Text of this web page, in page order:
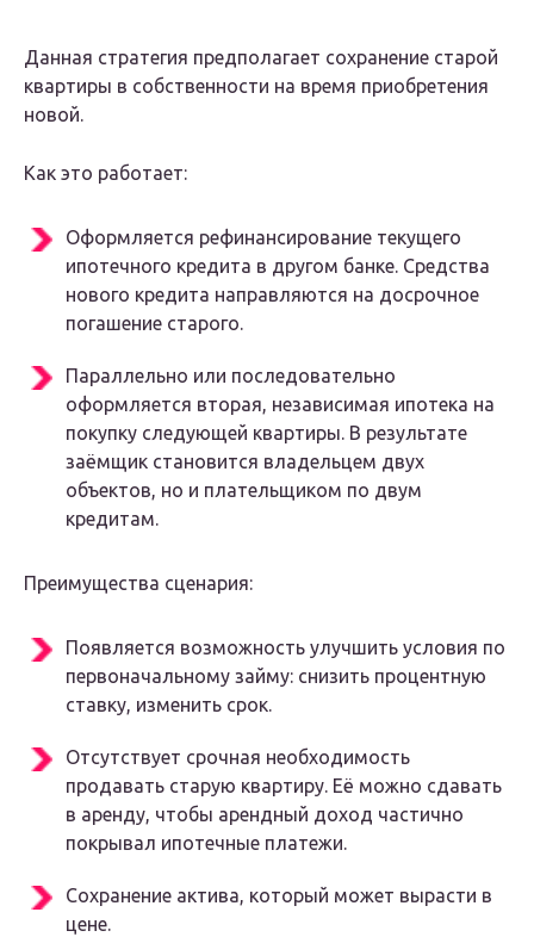
Данная стратегия предполагает сохранение старой
квартиры в собственности на время приобретения
новой.
Как это работает:
Оформляется рефинансирование текущего
ипотечного кредита в другом банке. Средства
нового кредита направляются на досрочное
погашение старого.
Параллельно или последовательно
оформляется вторая, независимая ипотека на
покупку следующей квартиры. В результате
заёмщик становится владельцем двух
объектов, но и плательщиком по двум
кредитам.
Преимущества сценария:
Появляется возможность улучшить условия по
первоначальному займу: снизить процентную
ставку, изменить срок.
Отсутствует срочная необходимость
продавать старую квартиру. Её можно сдавать
в аренду, чтобы арендный доход частично
покрывал ипотечные платежи.
Сохранение актива, который может вырасти в
цене.